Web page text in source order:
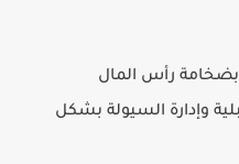
بضخامة رأس المال
وإدارة السيولة بشكل